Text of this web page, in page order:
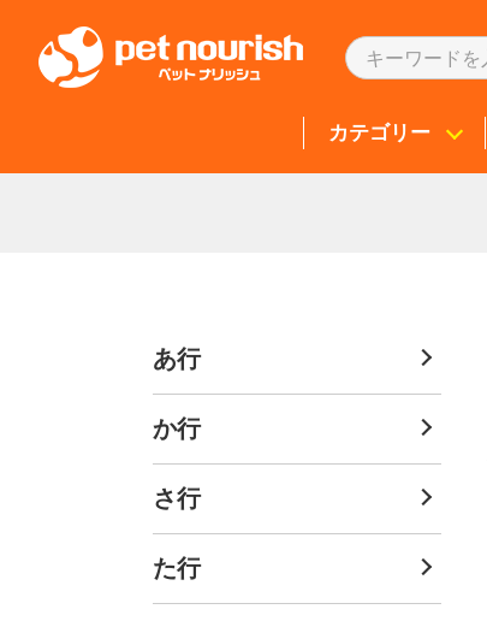
カテゴリー
あ行
か行
さ行
た行